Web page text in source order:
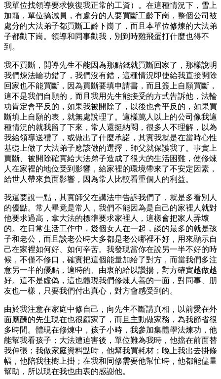
我單位找領導要求恢復我正常的工資）。在這種情況下，雪上
加霜，單位搞減員，有處分的人要買斷工齡下崗，整個公司被
處分的大法弟子都買斷工齡下崗了，而且本單位修煉的大法弟
子都勸下崗。領導和同事勸我，別到時雞飛蛋打什麼也得不
到。
我不買斷，開導先生不能因為那點錢就買斷回家了，那樣說明
我們煉法輪功錯了，我們沒有錯，這種情況即使給我直接開除
回家也不能買斷，因為買斷要填申請書，而且簽上自願買斷，
這不是我們自願的，而且我用先生能接受的方式告訴他，法輪
功肯定會平反的，如果我被開除了，以後也會平反的，如果買
斷填上自願的表，就無處說理了。這樣萬人以上的公司像我這
種情況的就我留了下來，常人還挺納悶，很多人不理解，以為
我給領導送禮了，或做出了什麼承諾，其實我就是在當時心性
基礎上做了大法弟子應該做的選擇，師父就保護我了。事實上
買斷、被開除確實給大法弟子造成了很大的生活困難，使修煉
人在家裡的地位受到影響，給家裡的環境帶來了不安定因素，
給世人帶來負面影響，因為常人比較看重個人的利益。
我還要說一點，其實師父在講法中告訴我們了，就是多看別人
的優點。常人畢竟是常人，我們不能因為是自己的家裡人就對
他要求過高，拿大法的標準要求家裡人，這樣會把家人弄壞
的。在日常生活工作中，幾個女人在一起，談的最多的就是孩
子和老公，而且談老公時大多都是老公哪裡不好，用來顯示自
己在家裡如何好、如何辛苦。我發現當你在說另一半不好的時
候，不僅不修口，確實把這個能量加給了對方，而當我們多注
意另一半的優點，適時的、由衷的給以讚揚，對方確實越做越
好。這不是虛偽，這也體現我們修煉人善的一面，對同事、朋
友也一樣，只要我們付出真心，對方會感受到的。
由於我注意在家庭中修自己，向先生不斷講真相，以前愛在外
面應酬的先生現在也很顧家了，而且主動做家務，為我節省很
多時間。體現在修煉中，孩子小時，我參加集體學法煉功，他
能幫我看孩子；大法遭迫害後，單位難為我時，他擋在前面替
我伸張；我做家庭資料點時，他幫我買耗材；晚上我出去掛條
幅，他陪我往樹上掛；在我和同修需要他幫忙時，他都能儘量
幫助，所以現在我也由衷的感謝他。